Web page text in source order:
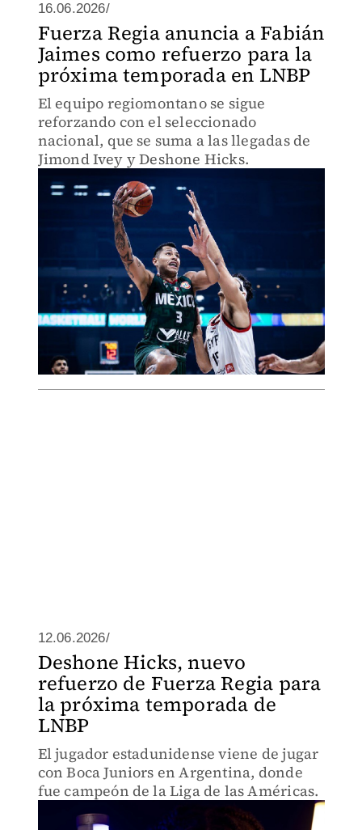
16.06.2026/
Fuerza Regia anuncia a Fabián
Jaimes como refuerzo para la
próxima temporada en LNBP
El equipo regiomontano se sigue
reforzando con el seleccionado
nacional, que se suma a las llegadas de
Jimond Ivey y Deshone Hicks.
12.06.2026/
Deshone Hicks, nuevo
refuerzo de Fuerza Regia para
la próxima temporada de
LNBP
El jugador estadunidense viene de jugar
con Boca Juniors en Argentina, donde
fue campeón de la Liga de las Américas.